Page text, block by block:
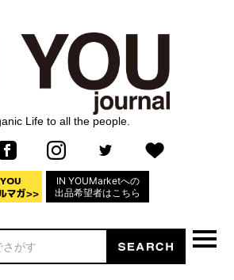
Life to all the people.
IN YOUMarketへの
出品希望者はこちら